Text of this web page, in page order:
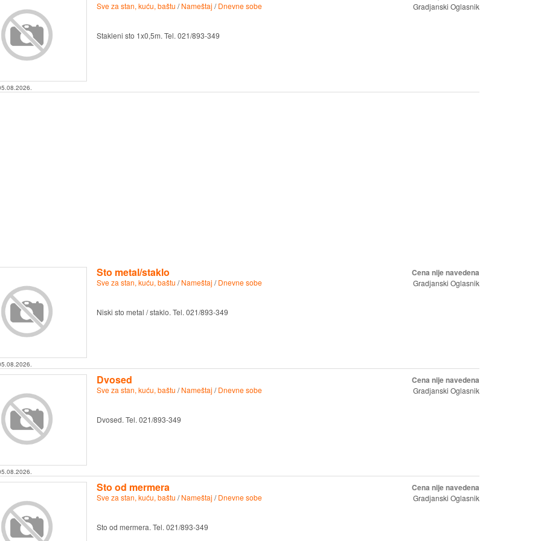
Sve za stan, kuću, baštu /Nameštaj /Dnevne sobe
Stakleni sto 1x0,5m. Tel. 021/893-349
Gradjanski Oglasnik
Sto metal/staklo
Sve za stan, kuću, baštu /Nameštaj /Dnevne sobe
Niski sto metal / staklo. Tel. 021/893-349
Cena nije navedena
Gradjanski Oglasnik
Dvosed
Sve za stan, kuću, baštu /Nameštaj /Dnevne sobe
Dvosed. Tel. 021/893-349
Cena nije navedena
Gradjanski Oglasnik
Sto od mermera
Sve za stan, kuću, baštu /Nameštaj /Dnevne sobe
Sto od mermera. Tel. 021/893-349
Cena nije navedena
Gradjanski Oglasnik